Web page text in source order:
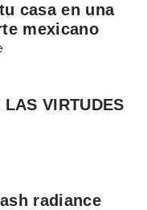
casa en una
mexicano
VIRTUDES
radiance